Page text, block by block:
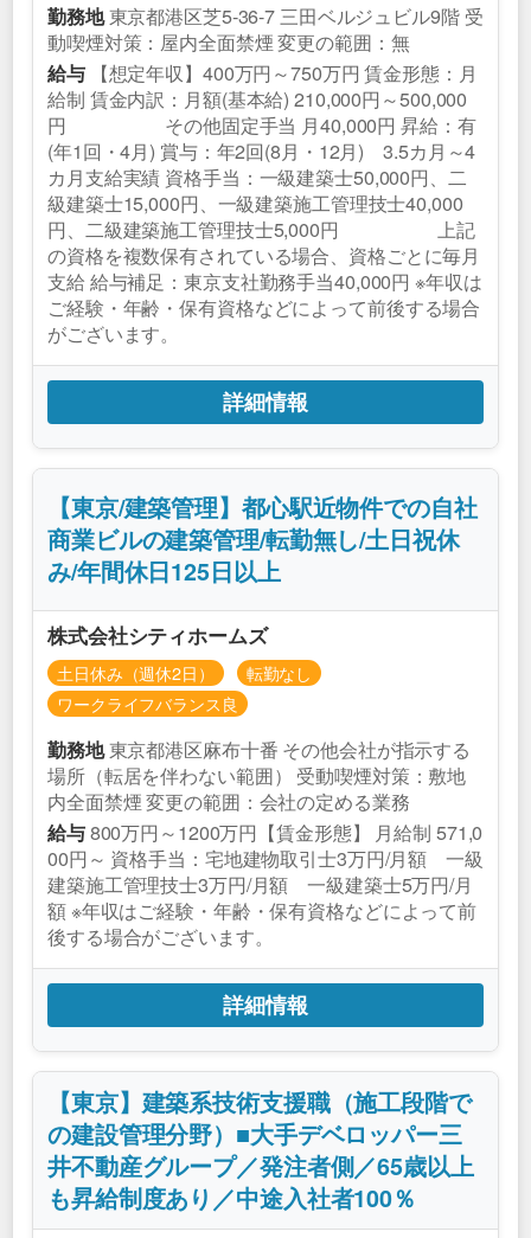
勤務地東京都港区芝5‐36-7 三田ベルジュビル9階 受
動喫煙対策：屋内全面禁煙 変更の範囲：無
給与【想定年収】400万円～750万円 賃金形態：月
給制 賃金内訳：月額(基本給) 210,000円～500,000
円 その他固定手当 月40,000円 昇給：有
(年1回・4月) 賞与：年2回(8月・12月) 3.5カ月～4
カ月支給実績 資格手当：一級建築士50,000円、二
級建築士15,000円、一級建築施工管理技士40,000
円、二級建築施工管理技士5,000円 上記
の資格を複数保有されている場合、資格ごとに毎月
支給 給与補足：東京支社勤務手当40,000円 ※年収は
ご経験・年齢・保有資格などによって前後する場合
がございます。
詳細情報
【東京/建築管理】都心駅近物件での自社
商業ビルの建築管理/転勤無し/土日祝休
み/年間休日125日以上
株式会社シティホームズ
土日休み（週休2日）
転勤なし
ワークライフバランス良
勤務地東京都港区麻布十番 その他会社が指示する
場所（転居を伴わない範囲） 受動喫煙対策：敷地
内全面禁煙 変更の範囲：会社の定める業務
給与800万円～1200万円【賃金形態】 月給制 571,0
00円～ 資格手当：宅地建物取引士3万円/月額 一級
建築施工管理技士3万円/月額 一級建築士5万円/月
額 ※年収はご経験・年齢・保有資格などによって前
後する場合がございます。
詳細情報
【東京】建築系技術支援職（施工段階で
の建設管理分野）■大手デベロッパー三
井不動産グループ／発注者側／65歳以上
も昇給制度あり／中途入社者100％